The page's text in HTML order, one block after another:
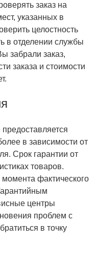
заказ на
указанных в
целостность
в отделении службы
забрали заказ,
заказа и стоимости
в зависимости от
Срок гарантии от
товаров.
момента фактического
центры
проблем с
в точку